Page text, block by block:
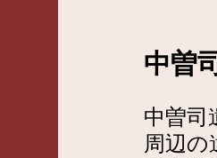
中曽
中曽司
周辺の